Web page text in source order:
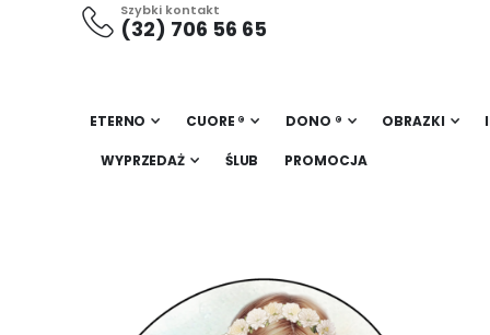
Szybki kontakt
(32) 706 56 65
ETERNO CUORE ® DONO ® OBRAZKI
WYPRZEDAŻ ŚLUB PROMOCJA